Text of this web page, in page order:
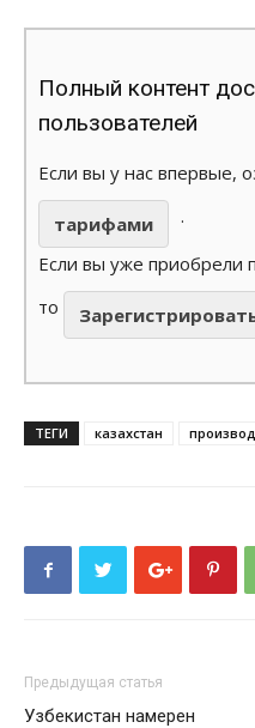
Полный контент
пользователей
Если вы у нас впервые,
тарифами
.
Если вы уже приобрели
то
ТЕГИ казахстан
Предыдущая статья
Узбекистан намерен